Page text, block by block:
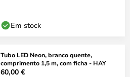
Em stock
Tubo LED Neon, branco quente,
comprimento 1,5 m, com ficha - HAY
60,00 €